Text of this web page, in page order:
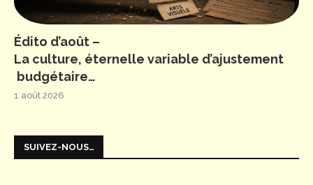
Édito d’août –
La culture, éternelle variable d’ajustement
budgétaire…
1 août 2026
SUIVEZ-NOUS…